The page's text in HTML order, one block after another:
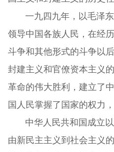
一九四九年，以毛泽东
领导中国各族人民，在经
斗争和其他形式的斗争以
封建主义和官僚资本主义
革命的伟大胜利，建立了
国人民掌握了国家的权力
中华人民共和国成立以
由新民主主义到社会主义